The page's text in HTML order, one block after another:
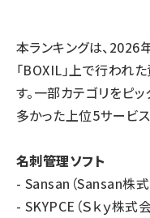
本ランキングは、
「BOXIL」上で行われ
す。一部カテゴリをピ
多かった上位5サービス
名刺管理ソフト
- Sansan（Sansan株式
- SKYPCE（Ｓｋｙ株式